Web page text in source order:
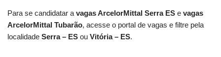
Para se candidatar a vagas ArcelorMittal Serra ES e vagas
ArcelorMittal Tubarão, acesse o portal de vagas e filtre pela
localidade Serra – ES ou Vitória – ES.